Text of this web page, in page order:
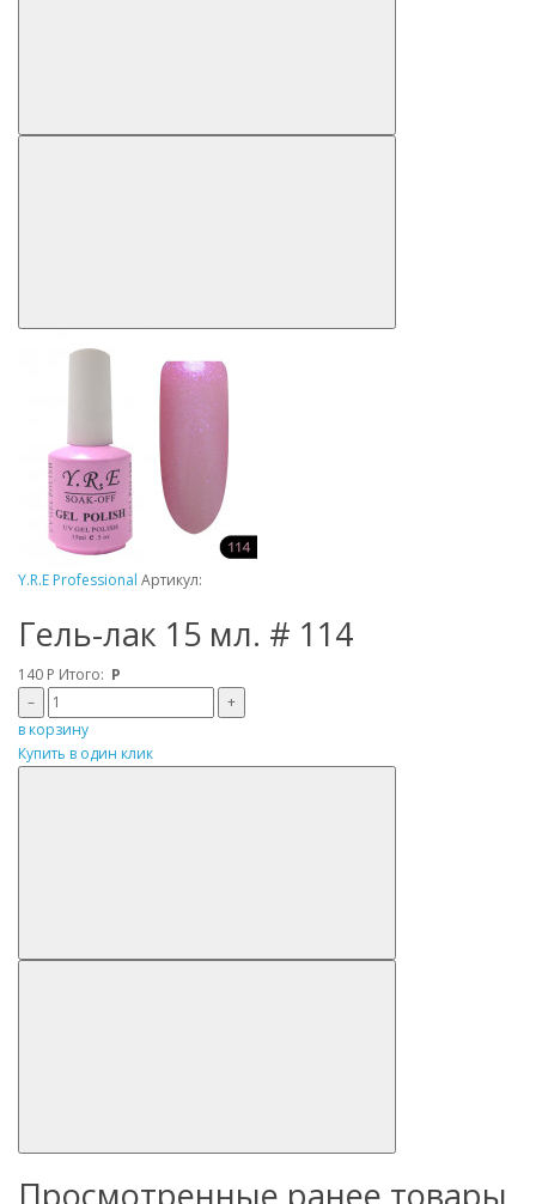
Y.R.E Professional Артикул:
Гель-лак 15 мл. # 114
140 Р Итого: Р
–
+
в корзину
Купить в один клик
Просмотренные ранее товары